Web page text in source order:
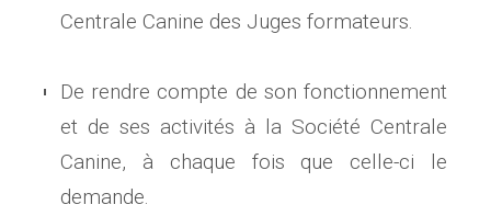
Centrale Canine des Juges formateurs.
De rendre compte de son fonctionnement
et de ses activités à la Société Centrale
Canine, à chaque fois que celle-ci le
demande.